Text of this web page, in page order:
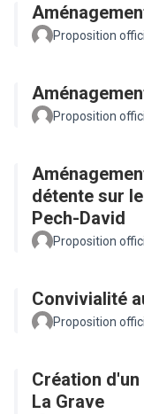
Proposition
Proposition
détente sur
Pech-David
Proposition
Convivialité
Proposition
Création
La Grave